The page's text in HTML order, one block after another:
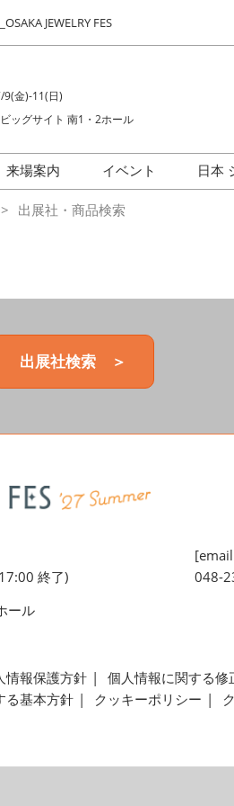
JEWELRY FES
9(金)-11(日)
ッグサイト 南1・2ホール
来場案内
会場の様子
イベント
日本
出展社・商品検索
出展社検索 ＞
終了)
ール
048-
情報保護方針 個人情報に関する修
る基本方針
クッキーポリシー